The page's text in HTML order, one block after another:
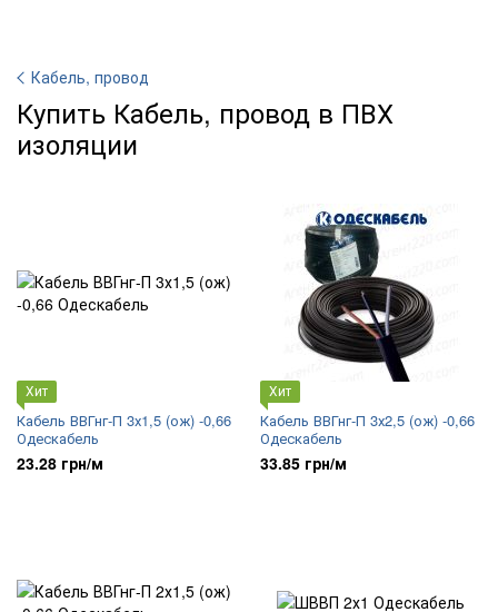
Кабель, провод
Купить Кабель, провод в ПВХ
изоляции
Хит
Кабель ВВГнг-П 3х1,5 (ож) -0,66
Одескабель
23.28 грн/м
Хит
Кабель ВВГнг-П 3х2,5 (ож) -0,66
Одескабель
33.85 грн/м